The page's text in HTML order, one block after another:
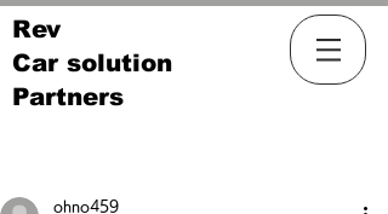
Rev
Car solution
Partners
ohno459